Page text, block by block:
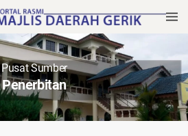
Pusat Sumber
Penerbitan